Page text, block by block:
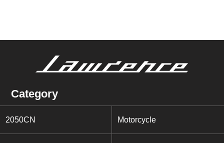
Category
2050CN Motorcycle